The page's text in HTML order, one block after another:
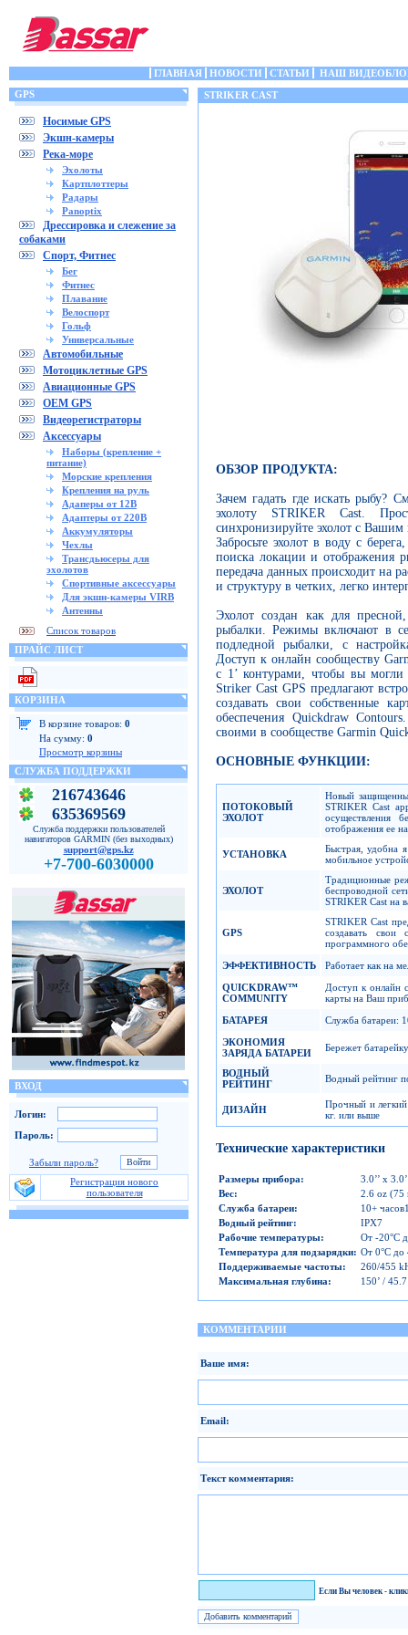
ГЛАВНАЯ НОВОСТИ СТАТЬИ
НАШ
GPS
Носимые GPS
Экшн-камеры
Река-море
Эхолоты
Картплоттеры
Радары
Panoptix
Дрессировка и слежение за
собаками
Спорт, Фитнес
Бег
Фитнес
Плавание
Велоспорт
Гольф
Универсальные
Автомобильные
Мотоциклетные GPS
Авиационные GPS
OEM GPS
Видеорегистраторы
Аксессуары
Наборы (крепление +
питание)
Морские крепления
Крепления на руль
Адаперы от 12В
Адаптеры от 220В
Аккумуляторы
Чехлы
Трансдьюсеры для
эхолотов
Спортивные аксессуары
Для экшн-камеры VIRB
Антенны
Список товаров
ПРАЙС ЛИСТ
КОРЗИНА
В корзине товаров: 0
На сумму: 0
Просмотр корзины
СЛУЖБА ПОДДЕРЖКИ
216743646
635369569
Служба поддержки пользователей
навигаторов GARMIN (без выходных)
support@gps.kz
+7-700-6030000
ВХОД
Логин:
Пароль:
Забыли пароль?
Регистрация нового
пользователя
STRIKER CAST
ОБЗОР ПРОДУКТА:
Зачем гадать где искать рыбу?
эхолоту STRIKER Cast.
синхронизируйте эхолот с
Забросьте эхолот в воду с
поиска локации и отображения
передача данных происходит на
и структуру в четких, легко
Эхолот создан как для
рыбалки. Режимы включают в
подледной рыбалки, с
Доступ к онлайн сообществу
с 1’ контурами, чтобы вы
Striker Cast GPS предлагают
создавать свои собственные
обеспечения Quickdraw
своими в сообществе Garmin
ОСНОВНЫЕ ФУНКЦИИ:
ПОТОКОВЫЙ
ЭХОЛОТ
Новый
STRIKER Cast
осуществления
отображения ее
УСТАНОВКА
Быстрая, удобна
мобильное
ЭХОЛОТ
Традиционные
беспроводной
STRIKER Cast на
GPS
STRIKER Cast
создавать
программного
ЭФФЕКТИВНОСТЬ
Работает как на
QUICKDRAW™
COMMUNITY
Доступ к онлайн
карты на Ваш
БАТАРЕЯ
Служба батареи:
ЭКОНОМИЯ
ЗАРЯДА БАТАРЕИ
Бережет
ВОДНЫЙ
РЕЙТИНГ
Водный рейтинг
ДИЗАЙН
Прочный и легкий
кг. или выше
Технические характеристики
Размеры прибора:
3.0’’ x
Вес:
2.6 oz (75
Служба батареи:
10+
Водный рейтинг:
IPX7
Рабочие температуры:
От -20°C
Температура для подзарядки: От 0°C до
Поддерживаемые частоты:
260/455
Максимальная глубина: 150’ /
КОММЕНТАРИИ
Ваше имя:
Email:
Текст комментария:
Если Вы человек -